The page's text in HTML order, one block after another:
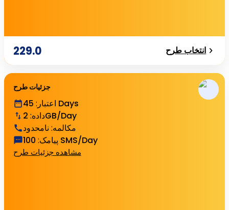
229.0 انتخاب طرح
جزئیات طرح
اعتبار :
45 Days
داده:
2GB/Day
مکالمه: نامحدود
پیامک: 100 SMS/Day
مشاهده جزئیات طرح